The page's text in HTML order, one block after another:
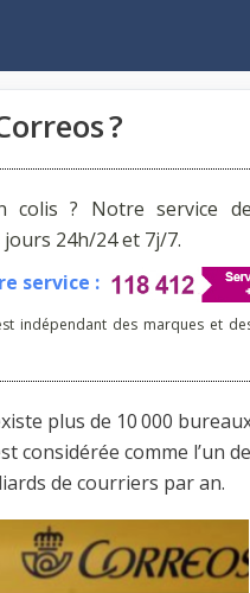
?
? Notre service
24h/24 et 7j/7.
service :
indépendant des marques et
plus de 10 000
considérée comme l’un
de courriers par an.